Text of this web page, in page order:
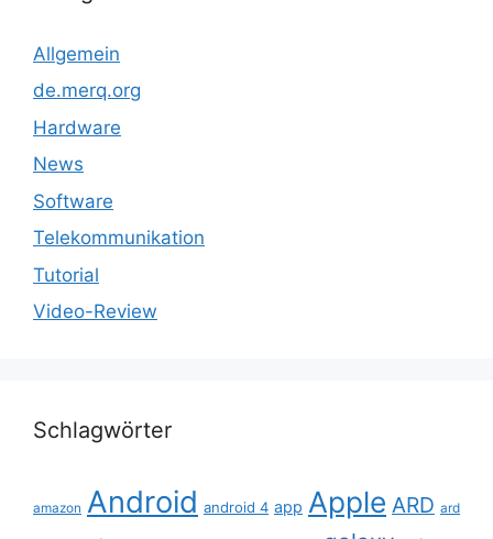
Allgemein
de.merq.org
Hardware
News
Software
Telekommunikation
Tutorial
Video-Review
Schlagwörter
amazon Android android 4 app Apple ARD ard